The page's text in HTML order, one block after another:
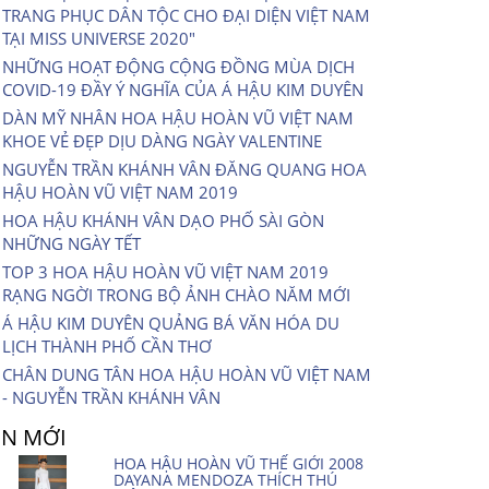
TRANG PHỤC DÂN TỘC CHO ĐẠI DIỆN VIỆT NAM
TẠI MISS UNIVERSE 2020″
NHỮNG HOẠT ĐỘNG CỘNG ĐỒNG MÙA DỊCH
COVID-19 ĐẦY Ý NGHĨA CỦA Á HẬU KIM DUYÊN
DÀN MỸ NHÂN HOA HẬU HOÀN VŨ VIỆT NAM
KHOE VẺ ĐẸP DỊU DÀNG NGÀY VALENTINE
NGUYỄN TRẦN KHÁNH VÂN ĐĂNG QUANG HOA
HẬU HOÀN VŨ VIỆT NAM 2019
HOA HẬU KHÁNH VÂN DẠO PHỐ SÀI GÒN
NHỮNG NGÀY TẾT
TOP 3 HOA HẬU HOÀN VŨ VIỆT NAM 2019
RẠNG NGỜI TRONG BỘ ẢNH CHÀO NĂM MỚI
Á HẬU KIM DUYÊN QUẢNG BÁ VĂN HÓA DU
LỊCH THÀNH PHỐ CẦN THƠ
CHÂN DUNG TÂN HOA HẬU HOÀN VŨ VIỆT NAM
- NGUYỄN TRẦN KHÁNH VÂN
MỚI
HOA HẬU HOÀN VŨ THẾ GIỚI 2008
DAYANA MENDOZA THÍCH THÚ